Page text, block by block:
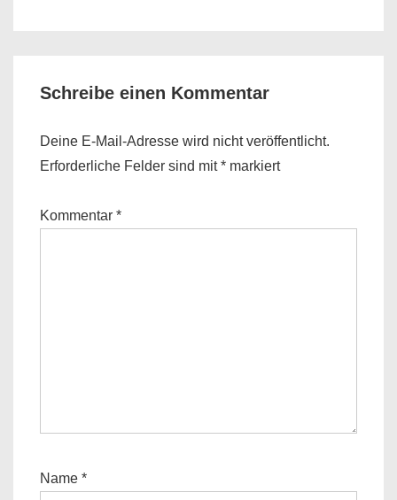
Schreibe einen Kommentar
Deine E-Mail-Adresse wird nicht veröffentlicht.
Erforderliche Felder sind mit* markiert
Kommentar *
Name *